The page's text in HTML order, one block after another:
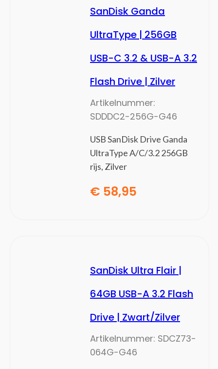
SanDisk Ganda
UltraType | 256GB
USB-C 3.2 & USB-A 3.2
Flash Drive | Zilver
Artikelnummer:
SDDDC2-256G-G46
USB SanDisk Drive Ganda
UltraType A/C/3.2 256GB
rijs, Zilver
€ 58,95
SanDisk Ultra Flair |
64GB USB-A 3.2 Flash
Drive | Zwart/Zilver
Artikelnummer: SDCZ73-
064G-G46